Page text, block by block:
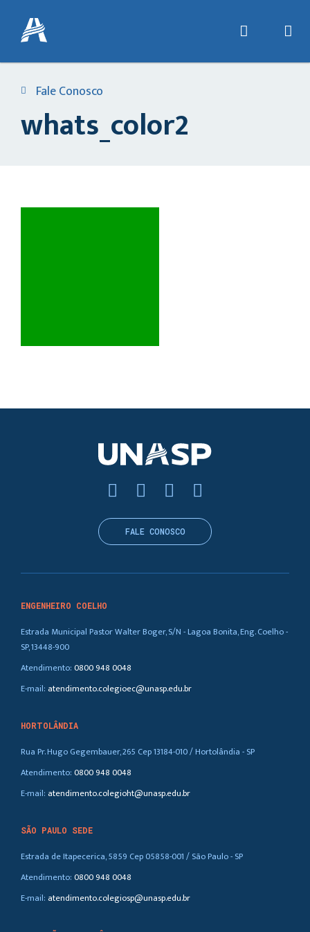
Fale Conosco
whats_color2
ENGENHEIRO COELHO
Estrada Municipal Pastor Walter Boger, S/N - Lagoa Bonita, Eng. Coelho -
SP, 13448-900
Atendimento:0800 948 0048
E-mail: atendimento.colegioec@unasp.edu.br
HORTOLÂNDIA
Rua Pr. Hugo Gegembauer, 265 Cep 13184-010 / Hortolândia - SP
Atendimento:0800 948 0048
E-mail: atendimento.colegioht@unasp.edu.br
SÃO PAULO SEDE
Estrada de Itapecerica, 5859 Cep 05858-001 / São Paulo - SP
Atendimento:0800 948 0048
E-mail: atendimento.colegiosp@unasp.edu.br
FALE CONOSCO